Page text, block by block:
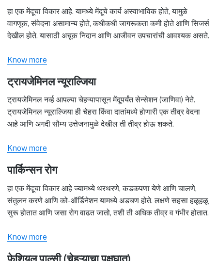
हा एक मेंदूचा विकार आहे. यामध्ये मेंदूचे कार्य अस्वाभाविक होते, यामुळे
वागणूक, संवेदना असामान्य होते, कधीकधी जागरूकता कमी होते आणि सिजर्स
देखील होते. यासाठी अचूक निदान आणि आजीवन उपचारांची आवश्यक असते.
Know more
ट्रायजेमिनल न्यूराल्जिया
ट्रायजेमिनल नर्व्ह आपल्या चेहऱ्यापासून मेंदूपर्यंत सेन्सेशन (जाणिवा) नेते.
ट्रायजेमिनल न्यूराल्जिया ही चेहरा किंवा दातांमध्ये होणारी एक तीव्र वेदना
आहे आणि अगदी सौम्य उत्तेजनामुळे देखील ती तीव्र होऊ शकते.
Know more
पार्किन्सन रोग
हा एक मेंदूचा विकार आहे ज्यामध्ये थरथरणे, कडकपणा येणे आणि चालणे,
संतुलन करणे आणि को-ऑर्डिनेशन यामध्ये अडचण होते. लक्षणे सहसा हळूहळू
सुरू होतात आणि जसा रोग वाढत जातो, तशी ती अधिक तीव्र व गंभीर होतात.
Know more